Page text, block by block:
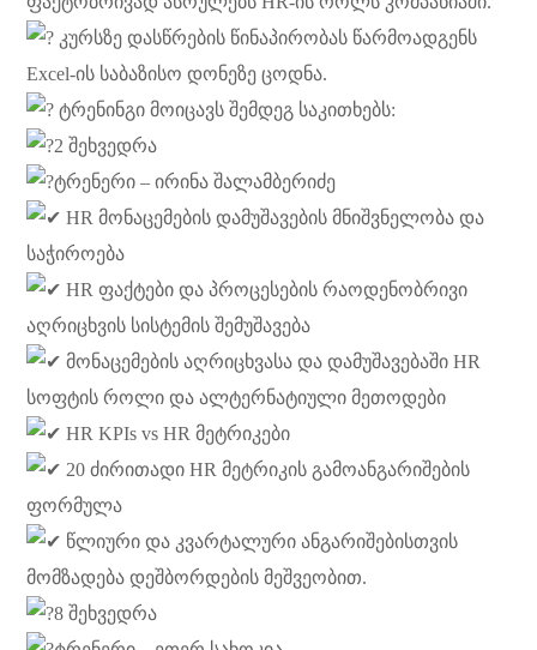
კურსზე დასწრების წინაპირობას წარმოადგენს
Excel-ის საბაზისო დონეზე ცოდნა.
ტრენინგი მოიცავს შემდეგ საკითხებს:
2 შეხვედრა
ტრენერი – ირინა შალამბერიძე
HR მონაცემების დამუშავების მნიშვნელობა და
საჭიროება
HR ფაქტები და პროცესების რაოდენობრივი
აღრიცხვის სისტემის შემუშავება
მონაცემების აღრიცხვასა და დამუშავებაში HR
სოფტის როლი და ალტერნატიული მეთოდები
HR KPIs vs HR მეტრიკები
20 ძირითადი HR მეტრიკის გამოანგარიშების
ფორმულა
წლიური და კვარტალური ანგარიშებისთვის
მომზადება დეშბორდების მეშვეობით.
8 შეხვედრა